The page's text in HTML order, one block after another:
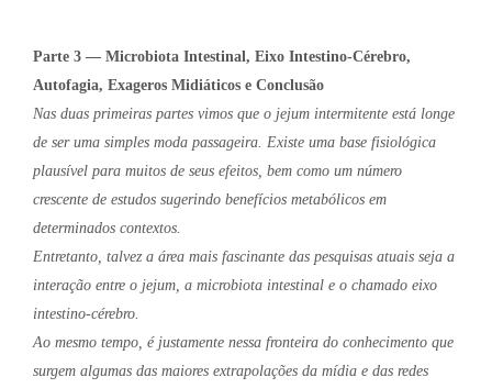
Parte 3 — Microbiota Intestinal, Eixo Intestino-Cérebro,
Autofagia, Exageros Midiáticos e Conclusão
Nas duas primeiras partes vimos que o jejum intermitente está longe
de ser uma simples moda passageira. Existe uma base fisiológica
plausível para muitos de seus efeitos, bem como um número
crescente de estudos sugerindo benefícios metabólicos em
determinados contextos.
Entretanto, talvez a área mais fascinante das pesquisas atuais seja a
interação entre o jejum, a microbiota intestinal e o chamado eixo
intestino-cérebro.
Ao mesmo tempo, é justamente nessa fronteira do conhecimento que
surgem algumas das maiores extrapolações da mídia e das redes